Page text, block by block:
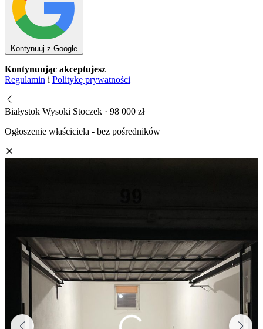
Kontynuuj z Google
Kontynuując akceptujesz
Regulamin i Politykę prywatności
Białystok Wysoki Stoczek · 98 000 zł
Ogłoszenie właściciela - bez pośredników